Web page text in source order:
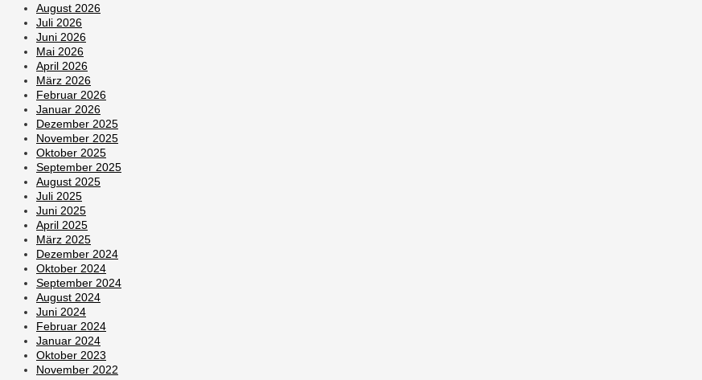
August 2026
Juli 2026
Juni 2026
Mai 2026
April 2026
März 2026
Februar 2026
Januar 2026
Dezember 2025
November 2025
Oktober 2025
September 2025
August 2025
Juli 2025
Juni 2025
April 2025
März 2025
Dezember 2024
Oktober 2024
September 2024
August 2024
Juni 2024
Februar 2024
Januar 2024
Oktober 2023
November 2022